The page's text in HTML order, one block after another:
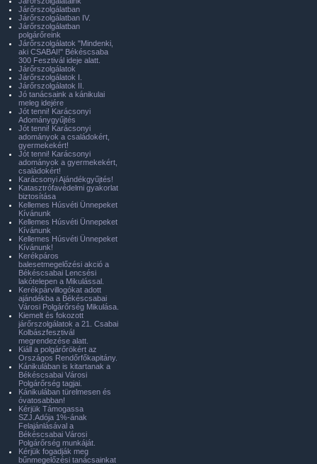
Járőrszolgálatban
Járőrszolgálatban IV.
Járőrszolgálatban
polgárőreink
Járőrszolgálatok "Mindenki,
aki CSABAI!" Békéscsaba
300 Fesztivál ideje alatt.
Járőrszolgálatok
Járőrszolgálatok I.
Járőrszolgálatok II.
Jó tanácsaink a kánikulai
meleg idejére
Jót tenni! Karácsonyi
Adománygyűjtés
Jót tenni! Karácsonyi
adományok a családokért,
gyermekekért!
Jót tenni! Karácsonyi
adományok a gyermekekért,
családokért!
Karácsonyi Ajándékgyűjtés!
Katasztrófavédelmi gyakorlat
biztosítása
Kellemes Húsvéti Ünnepeket
Kívánunk
Kellemes Húsvéti Ünnepeket
Kívánunk
Kellemes Húsvéti Ünnepeket
Kívánunk!
Kerékpáros
balesetmegelőzési akció a
Békéscsabai Lencsési
lakótelepen a Mikulással.
Kerékpárvillogókat adott
ajándékba a Békéscsabai
Városi Polgárőrség Mikulása.
Kiemelt és fokozott
járőrszolgálatok a 21. Csabai
Kolbászfesztivál
megrendezése alatt.
Kiáll a polgárőrökért az
Országos Rendőrfőkapitány.
Kánikulában is kitartanak a
Békéscsabai Városi
Polgárőrség tagjai.
Kánikulában türelmesen és
óvatosabban!
Kérjük Támogassa
SZJ.Adója 1%-ának
Felajánlásával a
Békéscsabai Városi
Polgárőrség munkáját.
Kérjük fogadják meg
bűnmegelőzési tanácsainkat